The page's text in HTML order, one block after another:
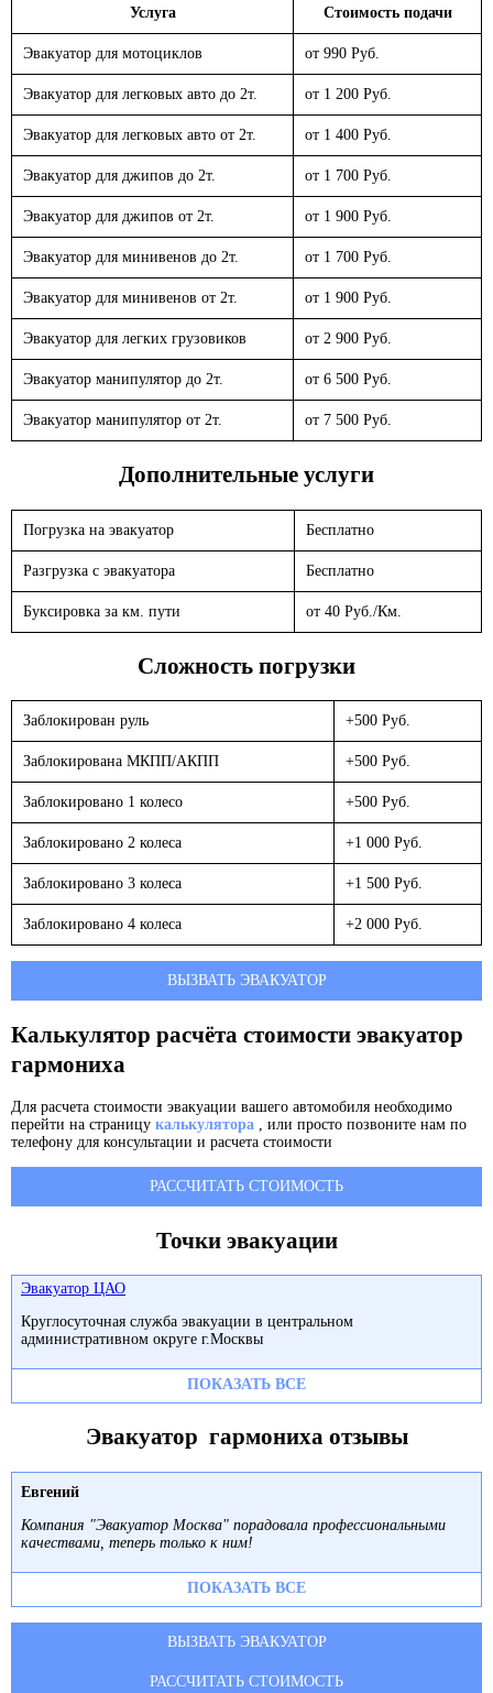
Услуга Стоимость подачи
Эвакуатор для мотоциклов от 990 Руб.
Эвакуатор для легковых авто до 2т. от 1 200 Руб.
Эвакуатор для легковых авто от 2т. от 1 400 Руб.
Эвакуатор для джипов до 2т. от 1 700 Руб.
Эвакуатор для джипов от 2т. от 1 900 Руб.
Эвакуатор для минивенов до 2т. от 1 700 Руб.
Эвакуатор для минивенов от 2т. от 1 900 Руб.
Эвакуатор для легких грузовиков от 2 900 Руб.
Эвакуатор манипулятор до 2т. от 6 500 Руб.
Эвакуатор манипулятор от 2т. от 7 500 Руб.
Дополнительные услуги
Погрузка на эвакуатор Бесплатно
Разгрузка с эвакуатора Бесплатно
Буксировка за км. пути от 40 Руб./Км.
Сложность погрузки
Заблокирован руль +500 Руб.
Заблокирована МКПП/АКПП +500 Руб.
Заблокировано 1 колесо +500 Руб.
Заблокировано 2 колеса +1 000 Руб.
Заблокировано 3 колеса +1 500 Руб.
Заблокировано 4 колеса +2 000 Руб.
ВЫЗВАТЬ ЭВАКУАТОР
Калькулятор расчёта стоимости эвакуатор
гармониха
Для расчета стоимости эвакуации вашего автомобиля необходимо
перейти на страницу калькулятора , или просто позвоните нам по
телефону для консультации и расчета стоимости
РАССЧИТАТЬ СТОИМОСТЬ
Точки эвакуации
Эвакуатор ЦАО
Круглосуточная служба эвакуации в центральном
административном округе г.Москвы
ПОКАЗАТЬ ВСЕ
Эвакуатор гармониха отзывы
Евгений
Компания "Эвакуатор Москва" порадовала профессиональными
качествами, теперь только к ним!
ПОКАЗАТЬ ВСЕ
ВЫЗВАТЬ ЭВАКУАТОР
РАССЧИТАТЬ СТОИМОСТЬ